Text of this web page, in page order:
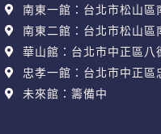
南東一館：台北市松山
南東二館：台北市松山
華山館：台北市中正區
忠孝一館：台北市中正
未來館：籌備中